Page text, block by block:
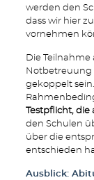
werden den
dass wir hier
vornehmen
Die
Notbetreuung
gekoppelt
Testpflicht, die
den Schulen
über die
entschieden
Ausblick: